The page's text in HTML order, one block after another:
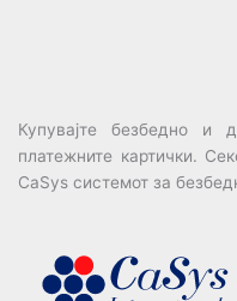
Купувајте безбедно и
платежните картички.
CaSys системот за